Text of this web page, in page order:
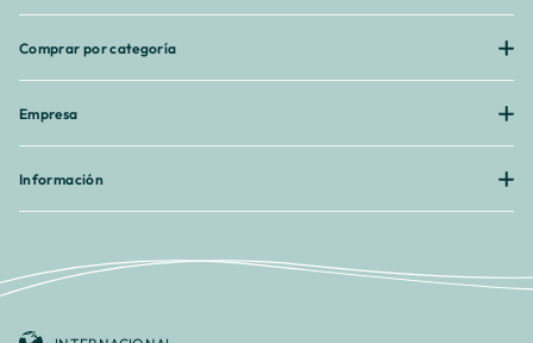
Comprar por categoría
Empresa
Información